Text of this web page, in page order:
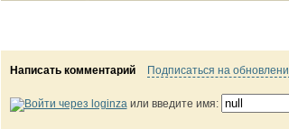
Написать комментарий Подписаться на
или введите имя: